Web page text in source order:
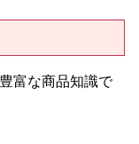
富な商品知識で